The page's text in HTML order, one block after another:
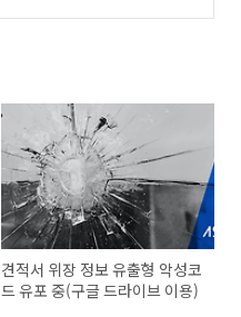
견적서 위장 정보 유출형 악성코
드 유포 중(구글 드라이브 이용)